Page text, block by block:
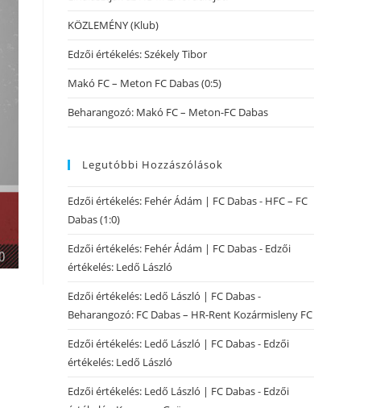
KÖZLEMÉNY (Klub)
Edzői értékelés: Székely Tibor
Makó FC – Meton FC Dabas (0:5)
Beharangozó: Makó FC – Meton-FC Dabas
Legutóbbi Hozzászólások
Edzői értékelés: Fehér Ádám | FC Dabas- HFC – FC
Dabas (1:0)
Edzői értékelés: Fehér Ádám | FC Dabas- Edzői
értékelés: Ledő László
Edzői értékelés: Ledő László | FC Dabas-
Beharangozó: FC Dabas – HR-Rent Kozármisleny FC
Edzői értékelés: Ledő László | FC Dabas- Edzői
értékelés: Ledő László
Edzői értékelés: Ledő László | FC Dabas- Edzői